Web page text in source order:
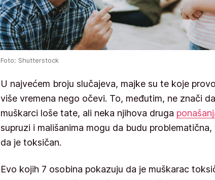
Foto: Shutterstock
U najvećem broju slučajeva, majke su te koje
više vremena nego očevi. To, međutim, ne znači
muškarci loše tate, ali neka njihova druga
supruzi i mališanima mogu da budu
da je toksičan.
Evo kojih 7 osobina pokazuju da je muškarac